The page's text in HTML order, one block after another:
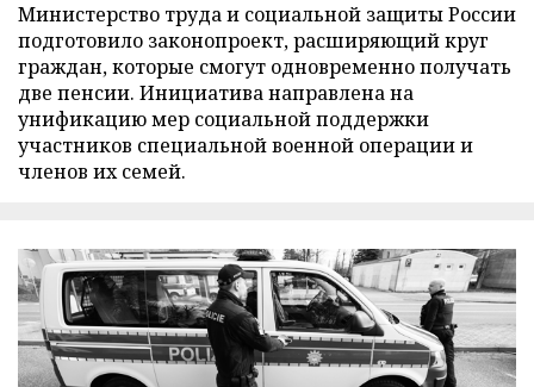
Министерство труда и социальной защиты России
подготовило законопроект, расширяющий круг
граждан, которые смогут одновременно получать
две пенсии. Инициатива направлена на
унификацию мер социальной поддержки
участников специальной военной операции и
членов их семей.